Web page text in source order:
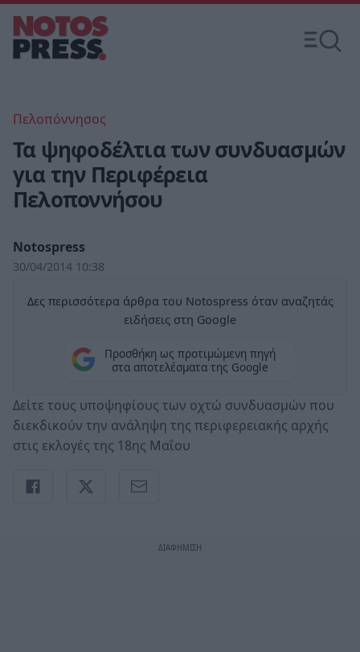
Πελοπόννησος
Τα ψηφοδέλτια των συνδυασμών
για την Περιφέρεια
Πελοποννήσου
Notospress
30/04/2014 10:38
Δες περισσότερα άρθρα του Notospress όταν αναζητάς
ειδήσεις στη Google
Προσθήκη ως προτιμώμενη πηγή
στα αποτελέσματα της Google
Δείτε τους υποψηφίους των οχτώ συνδυασμών που
διεκδικούν την ανάληψη της περιφερειακής αρχής
στις εκλογές της 18ης Μαΐου